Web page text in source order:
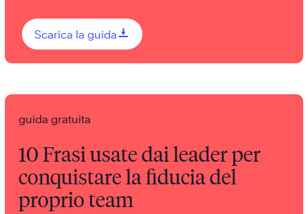
Scarica la guida0
guida gratuita
10 Frasi usate dai leader per
conquistare la fiducia del
proprio team